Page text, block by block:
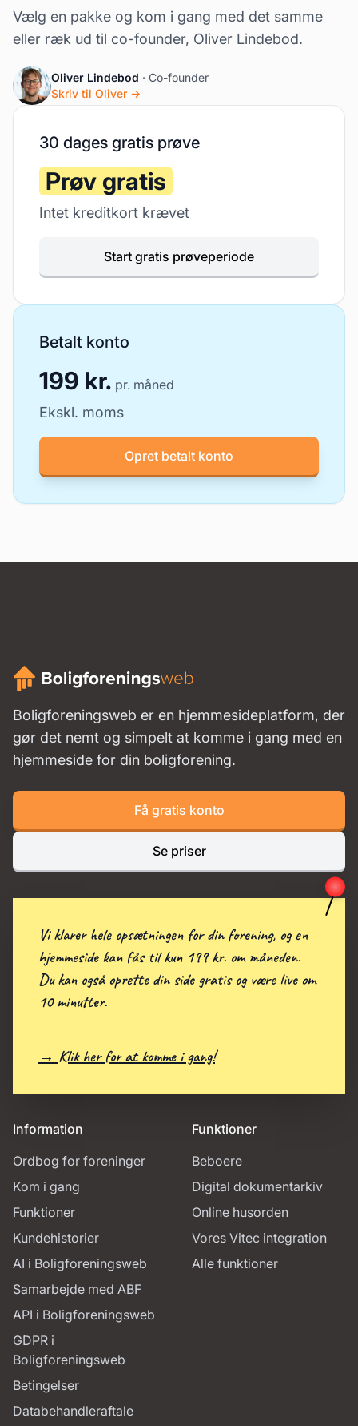
Vælg en pakke og kom i gang med det samme
eller ræk ud til co-founder, Oliver Lindebod.
Oliver Lindebod · Co-founder
Skriv til Oliver →
30 dages gratis prøve
Prøv gratis
Intet kreditkort krævet
Start gratis prøveperiode
Betalt konto
199 kr. pr. måned
Ekskl. moms
Opret betalt konto
Boligforeningsweb er en hjemmesideplatform, der
gør det nemt og simpelt at komme i gang med en
hjemmeside for din boligforening.
Få gratis konto
Se priser
Information
Ordbog for foreninger
Kom i gang
Funktioner
Kundehistorier
AI i Boligforeningsweb
Samarbejde med ABF
API i Boligforeningsweb
GDPR i
Boligforeningsweb
Betingelser
Databehandleraftale
Funktioner
Beboere
Digital dokumentarkiv
Online husorden
Vores Vitec integration
Alle funktioner
Vi klarer hele opsætningen for din forening, og en
hjemmeside kan fås til kun 199 kr. om måneden.
Du kan også oprette din side gratis og være live om
10 minutter.
→ Klik her for at komme i gang!